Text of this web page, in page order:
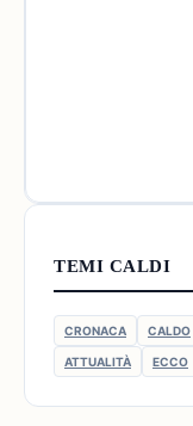
TEMI CALDI
CRONACA CALDO
ATTUALITÀ ECCO